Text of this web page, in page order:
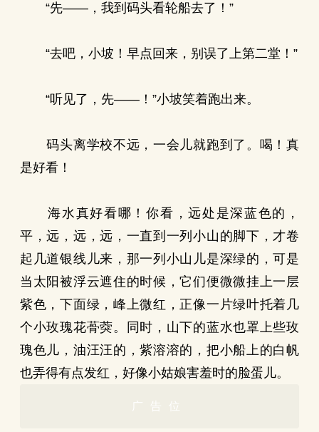
“先——，我到码头看轮船去了！”
“去吧，小坡！早点回来，别误了上第二堂！”
“听见了，先——！”小坡笑着跑出来。
码头离学校不远，一会儿就跑到了。喝！真
是好看！
海水真好看哪！你看，远处是深蓝色的，
平，远，远，远，一直到一列小山的脚下，才卷
起几道银线儿来，那一列小山儿是深绿的，可是
当太阳被浮云遮住的时候，它们便微微挂上一层
紫色，下面绿，峰上微红，正像一片绿叶托着几
个小玫瑰花蓇葖。同时，山下的蓝水也罩上些玫
瑰色儿，油汪汪的，紫溶溶的，把小船上的白帆
也弄得有点发红，好像小姑娘害羞时的脸蛋儿。
广告位